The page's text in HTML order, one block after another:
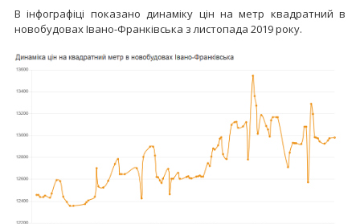
В інфографіці показано динаміку цін на метр квадратний в
новобудовах Івано-Франківська з листопада 2019 року.